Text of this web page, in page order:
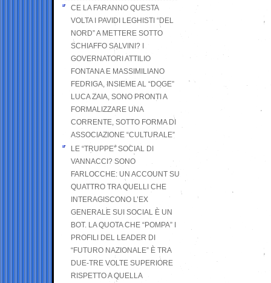
CE LA FARANNO QUESTA
VOLTA I PAVIDI LEGHISTI “DEL
NORD” A METTERE SOTTO
SCHIAFFO SALVINI? I
GOVERNATORI ATTILIO
FONTANA E MASSIMILIANO
FEDRIGA, INSIEME AL “DOGE”
LUCA ZAIA, SONO PRONTI A
FORMALIZZARE UNA
CORRENTE, SOTTO FORMA DI
ASSOCIAZIONE “CULTURALE”
LE “TRUPPE” SOCIAL DI
VANNACCI? SONO
FARLOCCHE: UN ACCOUNT SU
QUATTRO TRA QUELLI CHE
INTERAGISCONO L’EX
GENERALE SUI SOCIAL È UN
BOT. LA QUOTA CHE “POMPA” I
PROFILI DEL LEADER DI
“FUTURO NAZIONALE” È TRA
DUE-TRE VOLTE SUPERIORE
RISPETTO A QUELLA